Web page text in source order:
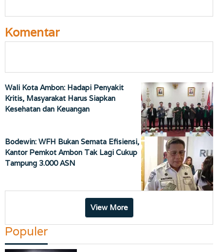
Komentar
Wali Kota Ambon: Hadapi Penyakit
Kritis, Masyarakat Harus Siapkan
Kesehatan dan Keuangan
Bodewin: WFH Bukan Semata Efisiensi,
Kantor Pemkot Ambon Tak Lagi Cukup
Tampung 3.000 ASN
View More
Populer